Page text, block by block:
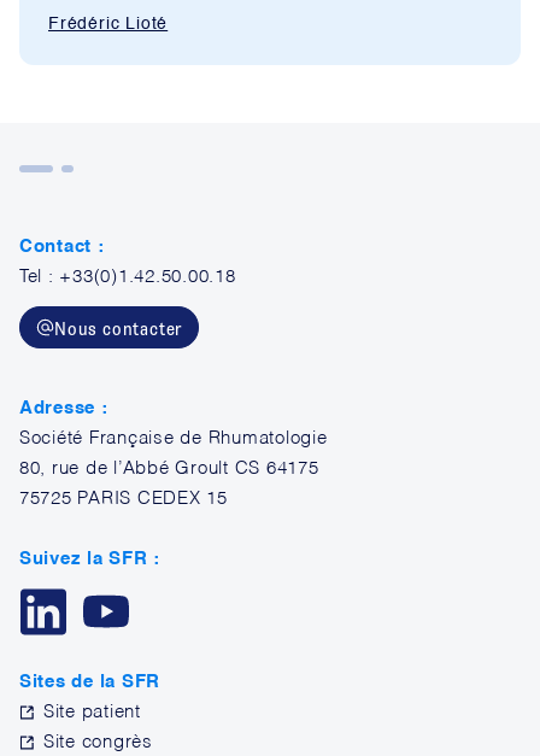
Frédéric Lioté
Contact :
Tel : +33(0)1.42.50.00.18
Nous contacter
Adresse :
Société Française de Rhumatologie
80, rue de l’Abbé Groult CS 64175
75725 PARIS CEDEX 15
Suivez la SFR :
Sites de la SFR
Site patient
Site congrès